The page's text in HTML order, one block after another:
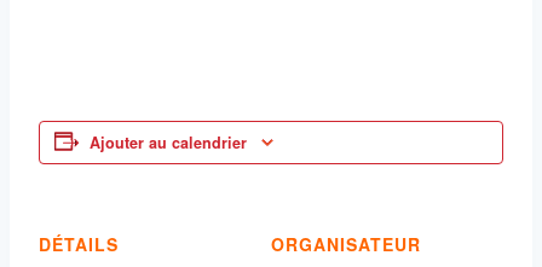
Ajouter au calendrier
DÉTAILS
ORGANISATEUR